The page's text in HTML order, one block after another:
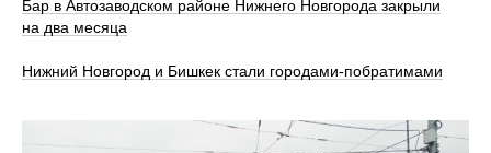
Бар в Автозаводском районе Нижнего Новгорода закрыли
на два месяца
Нижний Новгород и Бишкек стали городами-побратимами